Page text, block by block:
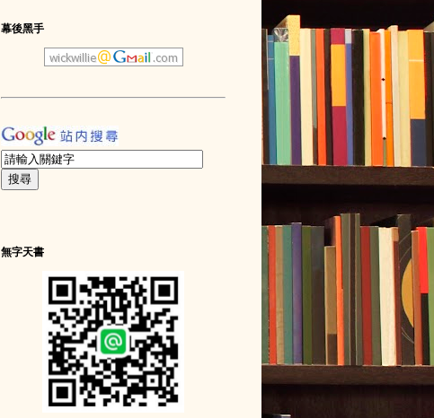
幕後黑手
無字天書